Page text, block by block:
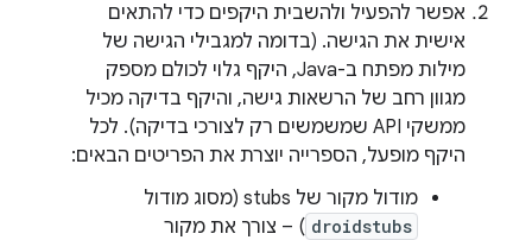
אפשר להפעיל ולהשבית היקפים כדי להתאים
אישית את הגישה. (בדומה למגבילי הגישה של
מילות מפתח ב-Java, היקף גלוי לכולם מספק
מגוון רחב של הרשאות גישה, והיקף בדיקה מכיל
ממשקי API שמשמשים רק לצורכי בדיקה). לכל
היקף מופעל, הספרייה יוצרת את הפריטים הבאים:
מודול מקור של stubs (מסוג מודול
droidstubs ) – צורך את מקור